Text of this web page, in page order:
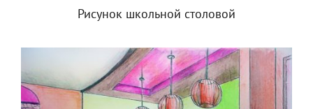
Рисунок школьной столовой